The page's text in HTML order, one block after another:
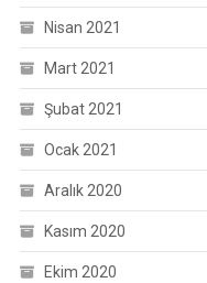
Nisan 2021
Mart 2021
Şubat 2021
Ocak 2021
Aralık 2020
Kasım 2020
Ekim 2020